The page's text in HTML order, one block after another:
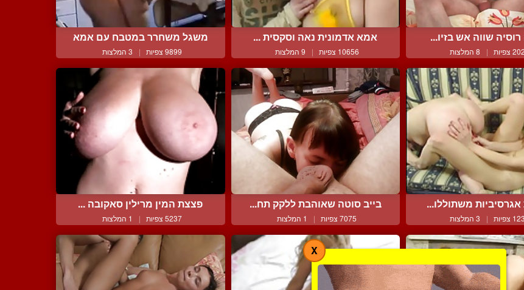
שווה אש בזיו...
| 8 המלצות
אמא אדמונית נאה וסקסית ...
10656 צפיות | 9 המלצות
משגל משחרר במטבח עם אמא
9899 צפיות | 3 המלצות
אגרסיביות משתוללו...
| 3 המלצות
בייב סוטה שאוהבת ללקק תח...
7075 צפיות | 1 המלצות
פצצת המין מרילין סאקובה ...
5237 צפיות | 1 המלצות
X